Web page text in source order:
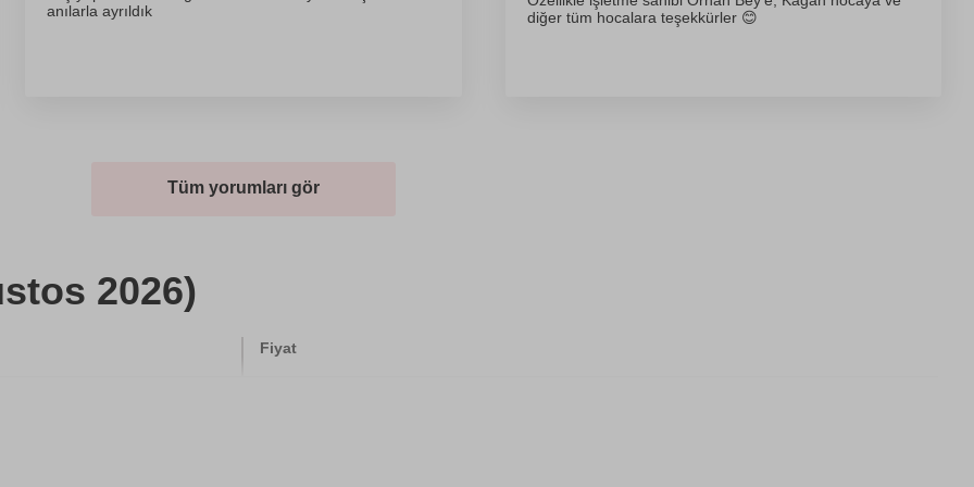
anılarla ayrıldık
diğer tüm hocalara teşekkürler 😊
Tüm yorumları gör
2026)
Fiyat